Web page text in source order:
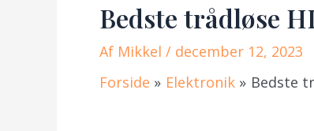
Bedste trådløse
Af Mikkel / december 12, 2023
Forside
Elektronik Bedste